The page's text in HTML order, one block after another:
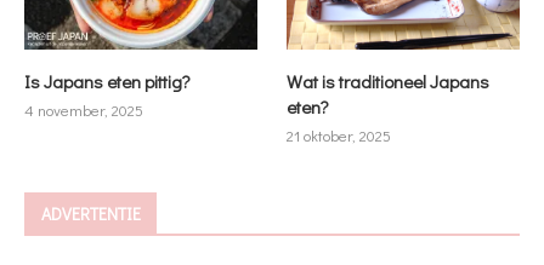
Is Japans eten pittig?
4 november, 2025
Wat is traditioneel Japans
eten?
21 oktober, 2025
ADVERTENTIE